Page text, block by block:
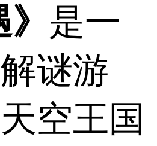
是一
谜游
空王国